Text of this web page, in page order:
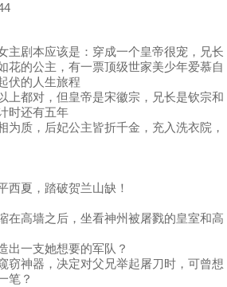
主剧本应该是：穿成一个皇帝很宠，兄长
花的公主，有一票顶级世家美少年爱慕自
伏的人生旅程
上都对，但皇帝是宋徽宗，兄长是钦宗和
时还有五年
为质，后妃公主皆折千金，充入洗衣院，
西夏，踏破贺兰山缺！
在高墙之后，坐看神州被屠戮的皇室和高
出一支她想要的军队？
窃神器，决定对父兄举起屠刀时，可曾想
笔？